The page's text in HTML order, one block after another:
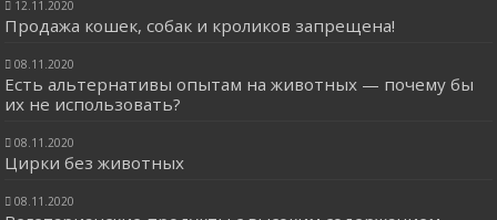
12.11.2020
Продажа кошек, собак и кроликов запрещена!
08.11.2020
Есть альтернативы опытам на животных — почему бы
их не использовать?
08.11.2020
Цирки без животных
08.11.2020